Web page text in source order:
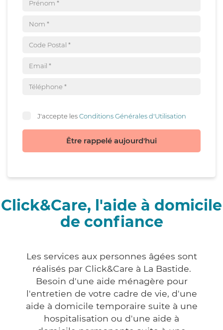
J'accepte lesConditions Générales d'Utilisation
Être rappelé aujourd'hui
Click&Care, l'aide à domicile
de confiance
Les services aux personnes âgées sont
réalisés par Click&Care à La Bastide.
Besoin d'une aide ménagère pour
l'entretien de votre cadre de vie, d'une
aide à domicile temporaire suite à une
hospitalisation ou d'une aide à